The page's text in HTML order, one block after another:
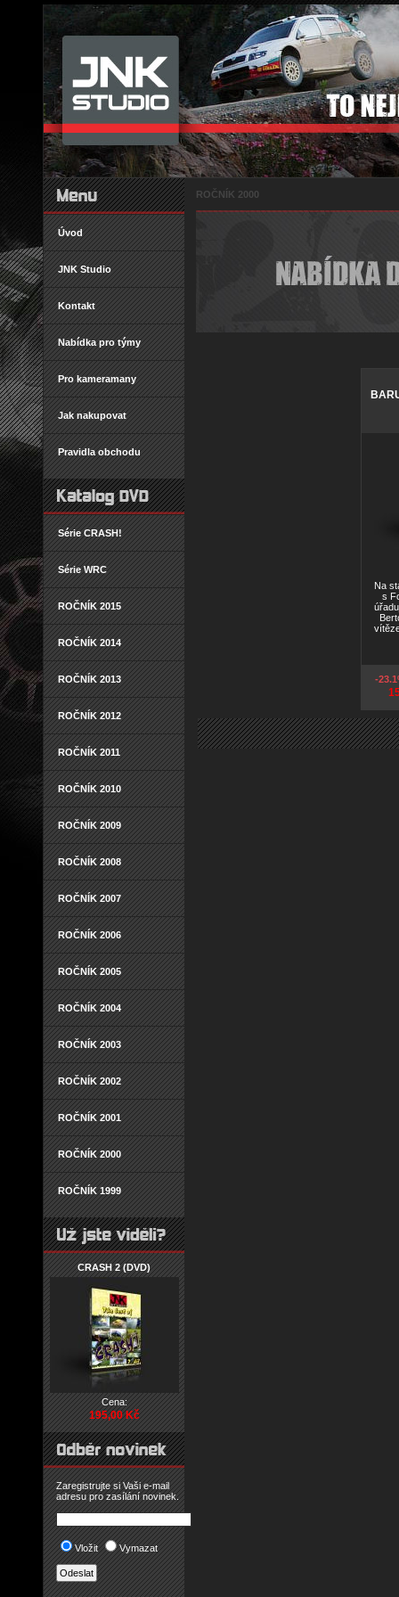
Úvod
JNK Studio
Kontakt
Nabídka pro týmy
Pro kameramany
Jak nakupovat
Pravidla obchodu
Série CRASH!
Série WRC
ROČNÍK 2015
ROČNÍK 2014
ROČNÍK 2013
ROČNÍK 2012
ROČNÍK 2011
ROČNÍK 2010
ROČNÍK 2009
ROČNÍK 2008
ROČNÍK 2007
ROČNÍK 2006
ROČNÍK 2005
ROČNÍK 2004
ROČNÍK 2003
ROČNÍK 2002
ROČNÍK 2001
ROČNÍK 2000
ROČNÍK 1999
CRASH 2 (DVD)
Cena:
195,00 Kč
Zaregistrujte si Vaši e-mail
adresu pro zasílání novinek.
Vložit Vymazat
ROČNÍK 2000
Na
s
-